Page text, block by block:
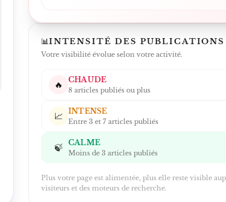
📊INTENSITÉ DES PUBLICATIONS
Votre visibilité évolue selon votre activité.
🔥 CHAUDE
8 articles publiés ou plus
📈 INTENSE
Entre 3 et 7 articles publiés
🍃 CALME
Moins de 3 articles publiés
Plus votre page est alimentée, plus elle reste visible
visiteurs et des moteurs de recherche.